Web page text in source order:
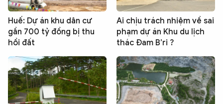
Huế: Dự án khu dân cư
gần 700 tỷ đồng bị thu
hồi đất
Ai chịu trách nhiệm về sai
phạm dự án Khu du lịch
thác Đam B’ri ?